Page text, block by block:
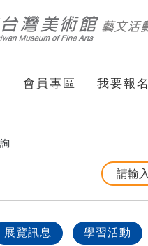
會員專區 我要報名
展覽訊息 學習活動